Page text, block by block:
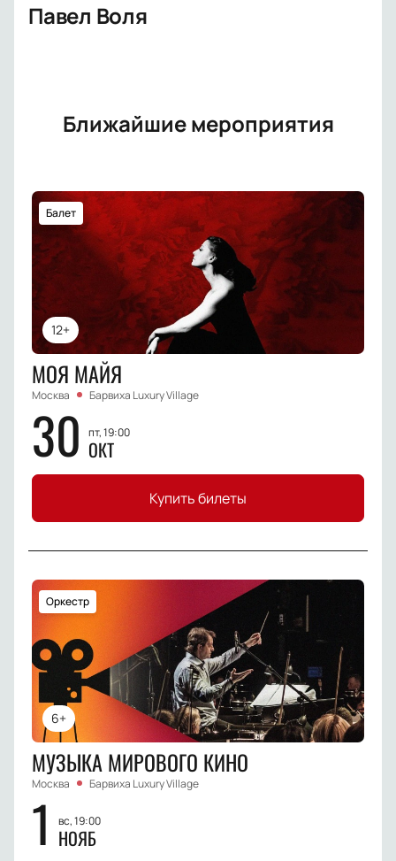
Павел Воля
Ближайшие мероприятия
12+
Балет
МОЯ МАЙЯ
Москва Барвиха Luxury Village
30 пт, 19:00
ОКТ
Купить билеты
6+
Оркестр
МУЗЫКА МИРОВОГО КИНО
Москва Барвиха Luxury Village
1 вс, 19:00
НОЯБ